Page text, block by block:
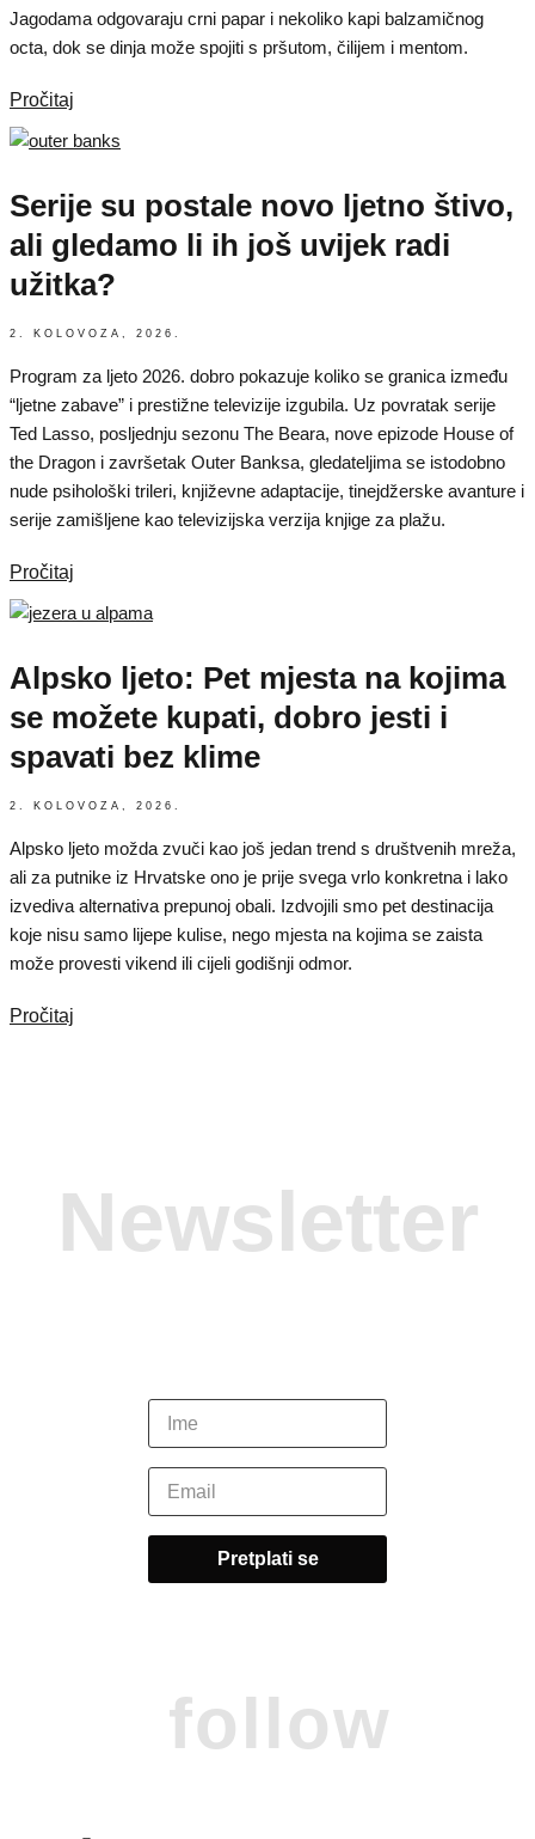
Jagodama odgovaraju crni papar i nekoliko kapi balzamičnog
octa, dok se dinja može spojiti s pršutom, čilijem i mentom.
Pročitaj
Serije su postale novo ljetno štivo,
ali gledamo li ih još uvijek radi
užitka?
2. KOLOVOZA, 2026.
Program za ljeto 2026. dobro pokazuje koliko se granica između
“ljetne zabave” i prestižne televizije izgubila. Uz povratak serije
Ted Lasso, posljednju sezonu The Beara, nove epizode House of
the Dragon i završetak Outer Banksa, gledateljima se istodobno
nude psihološki trileri, književne adaptacije, tinejdžerske avanture i
serije zamišljene kao televizijska verzija knjige za plažu.
Pročitaj
Alpsko ljeto: Pet mjesta na kojima
se možete kupati, dobro jesti i
spavati bez klime
2. KOLOVOZA, 2026.
Alpsko ljeto možda zvuči kao još jedan trend s društvenih mreža,
ali za putnike iz Hrvatske ono je prije svega vrlo konkretna i lako
izvediva alternativa prepunoj obali. Izdvojili smo pet destinacija
koje nisu samo lijepe kulise, nego mjesta na kojima se zaista
može provesti vikend ili cijeli godišnji odmor.
Pročitaj
Newsletter
follow